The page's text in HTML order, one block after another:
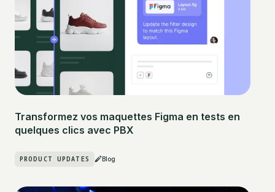
Transformez vos maquettes Figma en tests en
quelques clics avec PBX
PRODUCT UPDATES Blog